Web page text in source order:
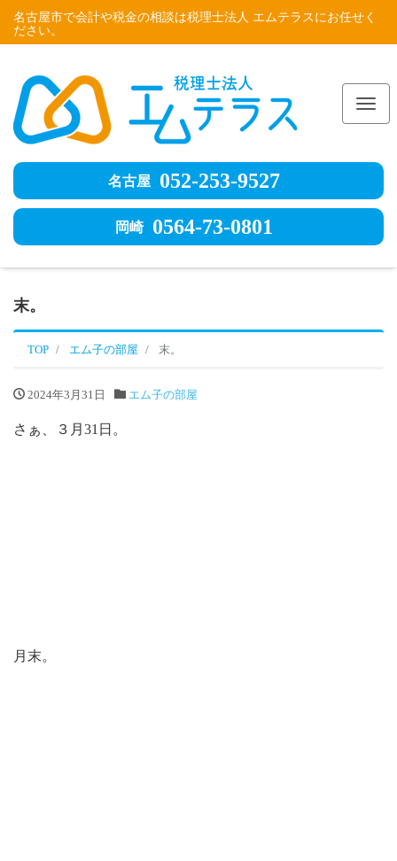
名古屋市で会計や税金の相談は税理士法人 エムテラスにお任せく
ださい。
名古屋 052-253-9527
岡崎 0564-73-0801
末。
TOP エム子の部屋 末。
2024年3月31日 エム子の部屋
さぁ、３月31日。
月末。